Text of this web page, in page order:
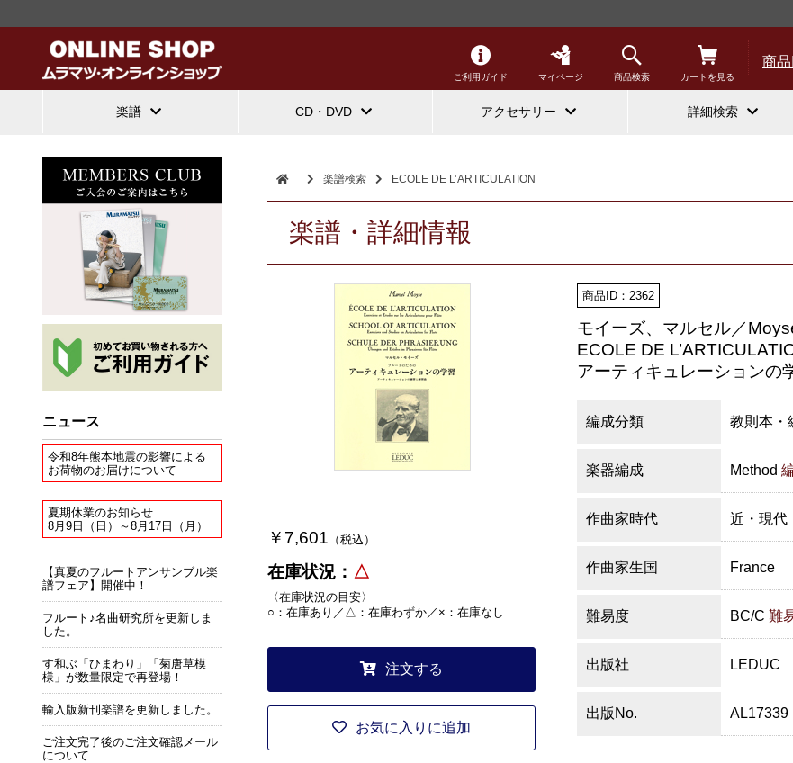
商
ご利用ガイド マイページ 商品検索 カートを見る
楽譜 CD・DVD アクセサリー 詳細検索
楽譜検索 ECOLE DE L’ARTICULATION
楽譜・詳細情報
￥7,601 （税込）
在庫状況： △
〈在庫状況の目安〉
○：在庫あり／△：在庫わずか／×：在庫なし
注文する
お気に入りに追加
商品ID：2362
モイーズ、マルセル／
ECOLE DE
アーティキュレーションの
編成分類 教則本・
楽器編成 Method
作曲家時代 近・現代
作曲家生国 France
難易度 BC/C 難
出版社 LEDUC
出版No. AL17339
ニュース
令和8年熊本地震の影響による
お荷物のお届けについて
夏期休業のお知らせ
8月9日（日）～8月17日（月）
【真夏のフルートアンサンブル楽
譜フェア】開催中！
フルート♪名曲研究所を更新しま
した。
す和ぶ「ひまわり」「菊唐草模
様」が数量限定で再登場！
輸入版新刊楽譜を更新しました。
ご注文完了後のご注文確認メール
について